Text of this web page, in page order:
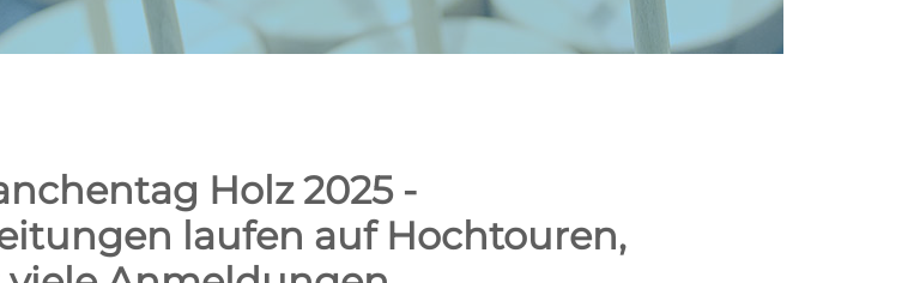
Holz 2025 -
laufen auf Hochtouren,